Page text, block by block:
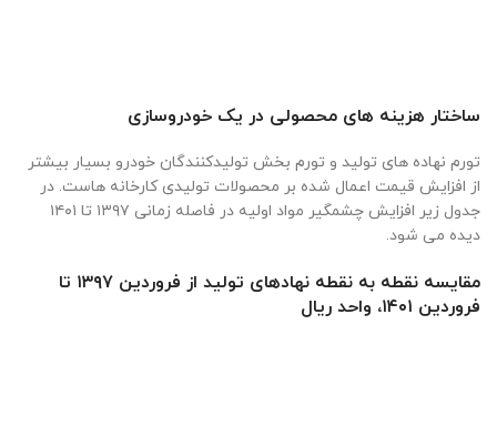
ساختار هزینه های محصولی در یک خودروسازی
تورم نهاده های تولید و تورم بخش تولیدکنندگان خودرو بسیار بیشتر
از افزایش قیمت اعمال شده بر محصولات تولیدی کارخانه هاست. در
جدول زیر افزایش چشمگیر مواد اولیه در فاصله زمانی ۱۳۹۷ تا ۱۴۰۱
دیده می شود.
مقایسه نقطه به نقطه نهادهای تولید از فروردین ۱۳۹۷ تا
فروردین ۱۴۰۱، واحد ریال